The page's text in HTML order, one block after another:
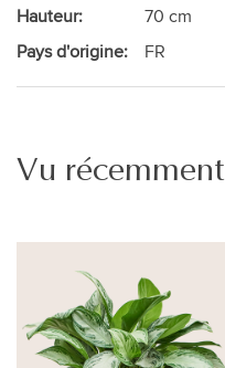
Hauteur:
70 cm
Pays d'origine:
FR
Vu récemment